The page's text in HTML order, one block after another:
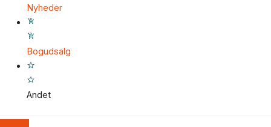
Nyheder
Bogudsalg
Andet